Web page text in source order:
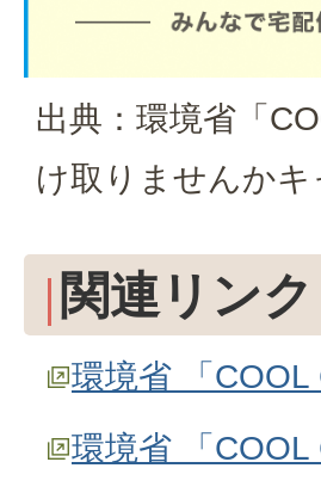
出典：環境省「
け取りませんかキ
関連リンク
環境省 「
環境省 「